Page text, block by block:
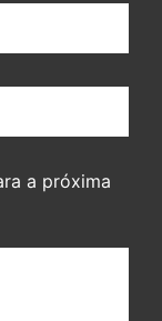
a próxima